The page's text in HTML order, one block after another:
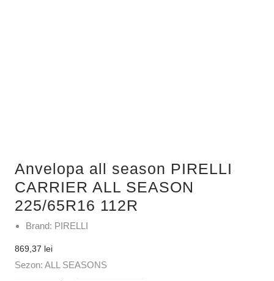
Anvelopa all season PIRELLI
CARRIER ALL SEASON
225/65R16 112R
Brand: PIRELLI
869,37 lei
Sezon: ALL SEASONS